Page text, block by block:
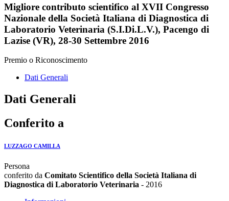
Migliore contributo scientifico al XVII Congresso
Nazionale della Società Italiana di Diagnostica di
Laboratorio Veterinaria (S.I.Di.L.V.), Pacengo di
Lazise (VR), 28-30 Settembre 2016
Premio o Riconoscimento
Dati Generali
Dati Generali
Conferito a
LUZZAGO CAMILLA
Persona
conferito da Comitato Scientifico della Società Italiana di
Diagnostica di Laboratorio Veterinaria - 2016